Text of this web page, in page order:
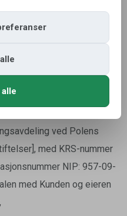
i (80-386)
Rejestr Sądowy [Polens
ført av Sąd
[Gdańsk-Północ
ved Polens
med KRS-nummer
NIP: 957-09-
med Kunden og eieren
alle